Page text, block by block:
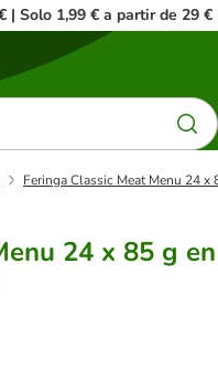
| Solo 1,99 € a partir de 29 €
Feringa Classic Meat Menu 24
24 x 85 g en